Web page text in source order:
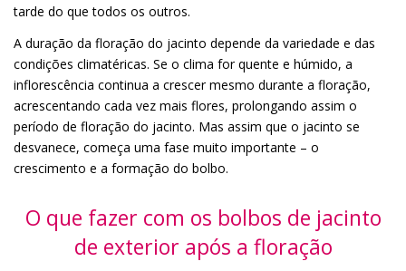
tarde do que todos os outros.
A duração da floração do jacinto depende da variedade e das
condições climatéricas. Se o clima for quente e húmido, a
inflorescência continua a crescer mesmo durante a floração,
acrescentando cada vez mais flores, prolongando assim o
período de floração do jacinto. Mas assim que o jacinto se
desvanece, começa uma fase muito importante – o
crescimento e a formação do bolbo.
O que fazer com os bolbos de jacinto
de exterior após a floração